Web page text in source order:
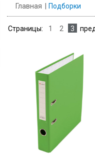
Главная Подборки
Страницы: 1 2 3